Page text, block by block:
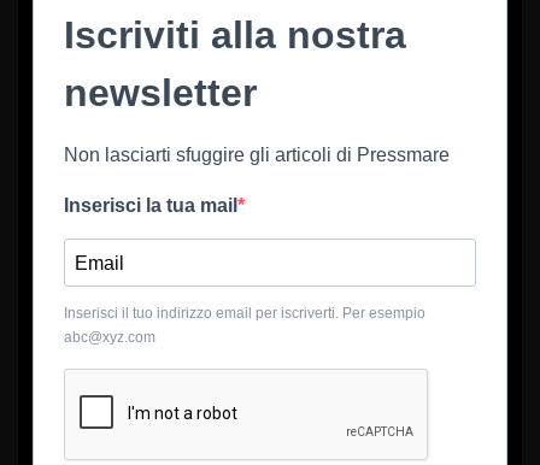
Iscriviti alla nostra
newsletter
Non lasciarti sfuggire gli articoli di Pressmare
Inserisci la tua mail
Inserisci il tuo indirizzo email per iscriverti. Per esempio
abc@xyz.com